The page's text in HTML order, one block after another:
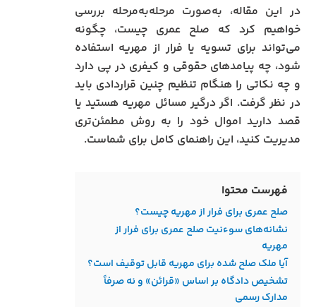
در این مقاله، به‌صورت مرحله‌به‌مرحله بررسی
خواهیم کرد که صلح عمری چیست، چگونه
می‌تواند برای تسویه یا فرار از مهریه استفاده
شود، چه پیامدهای حقوقی و کیفری در پی دارد
و چه نکاتی را هنگام تنظیم چنین قراردادی باید
در نظر گرفت. اگر درگیر مسائل مهریه هستید یا
قصد دارید اموال خود را به روش مطمئن‌تری
مدیریت کنید، این راهنمای کامل برای شماست.
فهرست محتوا
صلح عمری برای فرار از مهریه چیست؟
نشانه‌های سوءنیت صلح عمری برای فرار از
مهریه
آیا ملک صلح شده برای مهریه قابل توقیف است؟
تشخیص دادگاه بر اساس «قرائن» و نه صرفاً
مدارک رسمی